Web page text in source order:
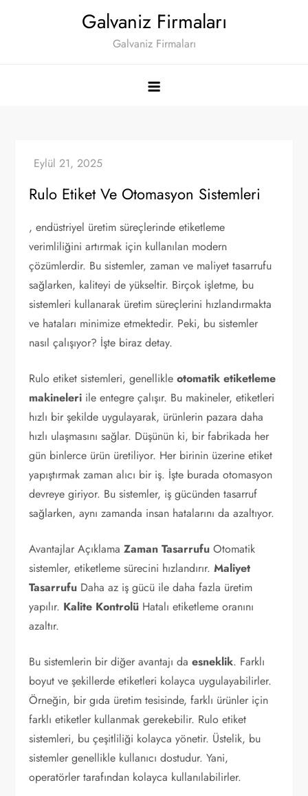
Galvaniz Firmaları
Galvaniz Firmaları
Rulo Etiket Ve Otomasyon Sistemleri
, endüstriyel üretim süreçlerinde etiketleme
verimliliğini artırmak için kullanılan modern
çözümlerdir. Bu sistemler, zaman ve maliyet tasarrufu
sağlarken, kaliteyi de yükseltir. Birçok işletme, bu
sistemleri kullanarak üretim süreçlerini hızlandırmakta
ve hataları minimize etmektedir. Peki, bu sistemler
nasıl çalışıyor? İşte biraz detay.
Rulo etiket sistemleri, genellikleotomatik etiketleme
makineleri ile entegre çalışır. Bu makineler, etiketleri
hızlı bir şekilde uygulayarak, ürünlerin pazara daha
hızlı ulaşmasını sağlar. Düşünün ki, bir fabrikada her
gün binlerce ürün üretiliyor. Her birinin üzerine etiket
yapıştırmak zaman alıcı bir iş. İşte burada otomasyon
devreye giriyor. Bu sistemler, iş gücünden tasarruf
sağlarken, aynı zamanda insan hatalarını da azaltıyor.
Avantajlar AçıklamaZaman Tasarrufu Otomatik
sistemler, etiketleme sürecini hızlandırır.Maliyet
Tasarrufu Daha az iş gücü ile daha fazla üretim
yapılır. Kalite Kontrolü Hatalı etiketleme oranını
azaltır.
Bu sistemlerin bir diğer avantajı daesneklik. Farklı
boyut ve şekillerde etiketleri kolayca uygulayabilirler.
Örneğin, bir gıda üretim tesisinde, farklı ürünler için
farklı etiketler kullanmak gerekebilir. Rulo etiket
sistemleri, bu çeşitliliği kolayca yönetir. Üstelik, bu
sistemler genellikle kullanıcı dostudur. Yani,
operatörler tarafından kolayca kullanılabilirler.